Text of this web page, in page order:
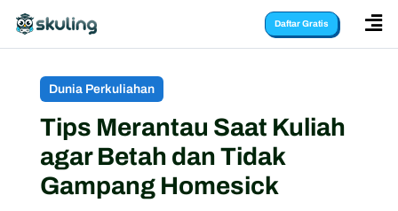
Daftar Gratis 
Dunia Perkuliahan
Tips Merantau Saat Kuliah
agar Betah dan Tidak
Gampang Homesick